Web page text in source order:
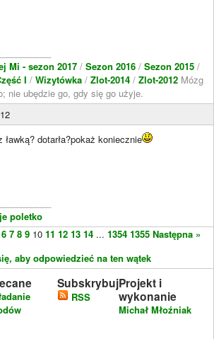
Mi - sezon 2017 / Sezon 2016 / Sezon 2015 /
I / Wizytówka / Zlot-2014 / Zlot-2012 Mózg
nie ubędzie go, gdy się go użyje.
ławką? dotarła?pokaż koniecznie
poletko
6 7 8 9 10 11 12 13 14 ... 1354 1355 Następna »
aby odpowiedzieć na ten wątek
Subskrybuj
RSS
Projekt i
wykonanie
Michał Młoźniak